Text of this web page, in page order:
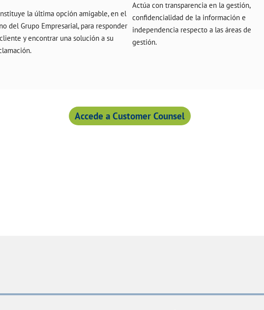
la última opción amigable, en el
del Grupo Empresarial, para responder
y encontrar una solución a su
Actúa con transparencia en la gestión,
confidencialidad de la información e
independencia respecto a las áreas de
gestión.
Accede a Customer Counsel